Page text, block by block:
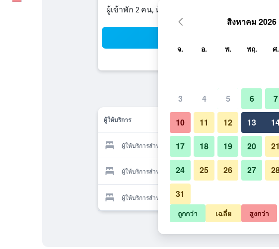
ผู้เข้าพัก 2 คน, ห้องพัก 1 ห้อง
ผู้ให้บริการ
ผู้ให้บริการสำหรับ ราคุยุ
ผู้ให้บริการสำหรับ ราคุยุ
ผู้ให้บริการสำหรับ ราคุยุ
สิงหาคม 2026
จ. อ. พ. พฤ. ศ.
3 4 5 6 7
10 11 12 13
17 18 19 20 21
24 25 26 27
31
ถูกกว่า เฉลี่ย สูงกว่า